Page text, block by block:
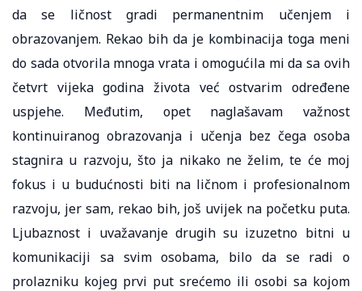
da se ličnost gradi permanentnim učenjem i
obrazovanjem. Rekao bih da je kombinacija toga meni
do sada otvorila mnoga vrata i omogućila mi da sa ovih
četvrt vijeka godina života već ostvarim određene
uspjehe. Međutim, opet naglašavam važnost
kontinuiranog obrazovanja i učenja bez čega osoba
stagnira u razvoju, što ja nikako ne želim, te će moj
fokus i u budućnosti biti na ličnom i profesionalnom
razvoju, jer sam, rekao bih, još uvijek na početku puta.
Ljubaznost i uvažavanje drugih su izuzetno bitni u
komunikaciji sa svim osobama, bilo da se radi o
prolazniku kojeg prvi put srećemo ili osobi sa kojom